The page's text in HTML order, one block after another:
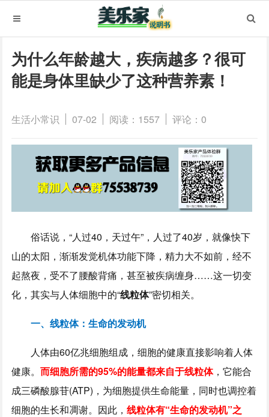
为什么年龄越大，疾病越多？很可
能是身体里缺少了这种营养素！
生活小常识 07-02 阅读：1557 评论：0
俗话说，“人过40，天过午”，人过了40岁，就像快下
山的太阳，渐渐发觉机体功能下降，精力大不如前，经不
起熬夜，受不了腰酸背痛，甚至被疾病缠身……这一切变
化，其实与人体细胞中的“线粒体”密切相关。
一、线粒体：生命的发动机
人体由60亿兆细胞组成，细胞的健康直接影响着人体
健康。而细胞所需的95%的能量都来自于线粒体，它能合
成三磷酸腺苷(ATP)，为细胞提供生命能量，同时也调控着
细胞的生长和凋谢。因此，线粒体有“生命的发动机”之